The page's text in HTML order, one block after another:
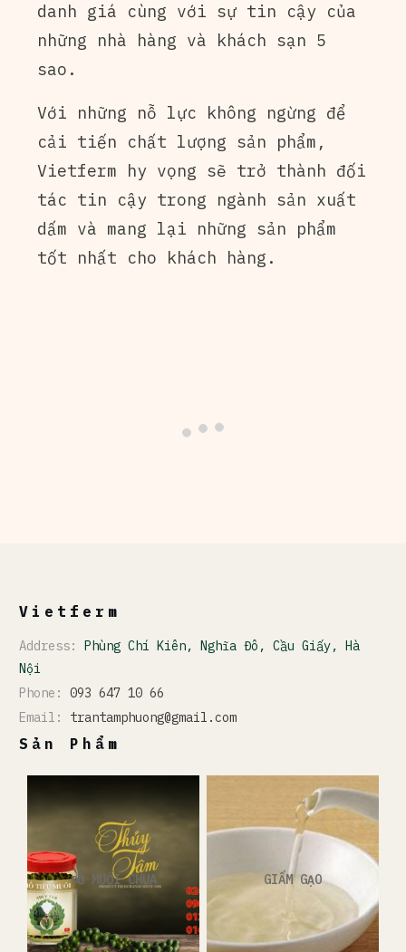
danh giá cùng với sự tin cậy của
những nhà hàng và khách sạn 5
sao.
Với những nỗ lực không ngừng để
cải tiến chất lượng sản phẩm,
Vietferm hy vọng sẽ trở thành đối
tác tin cậy trong ngành sản xuất
dấm và mang lại những sản phẩm
tốt nhất cho khách hàng.
Vietferm
Address: Phùng Chí Kiên, Nghĩa Đô, Cầu Giấy, Hà
Nội
Phone: 093 647 10 66
Email: trantamphuong@gmail.com
Sản Phẩm
ĐỒ MUỐI CHUA GIẤM GẠO